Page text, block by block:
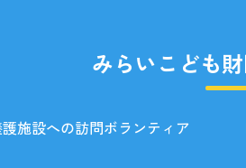
みらいこども
施設への訪問ボランティア